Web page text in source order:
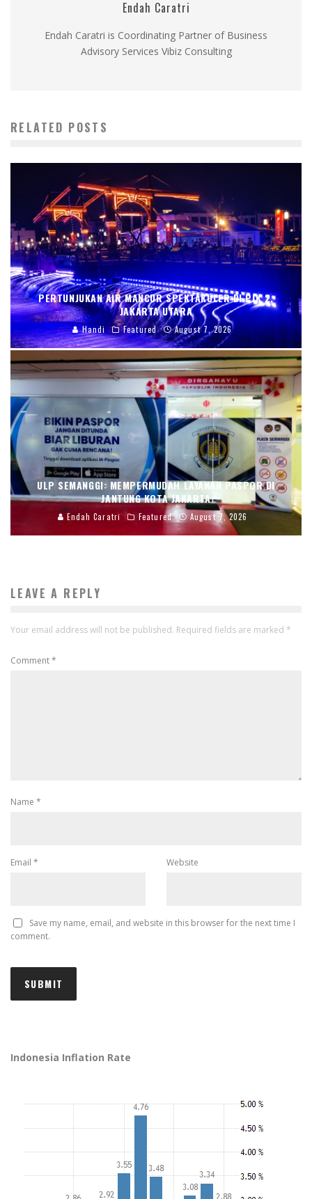
Endah Caratri
Endah Caratri is Coordinating Partner of Business
Advisory Services Vibiz Consulting
RELATED POSTS
PERTUNJUKAN AIR MANCUR SPEKTAKULER DI PIK 2,
JAKARTA UTARA
Handi Featured August 7, 2026
ULP SEMANGGI: MEMPERMUDAH LAYANAN PASPOR DI
JANTUNG KOTA JAKARTA
Endah Caratri Featured August 7, 2026
LEAVE A REPLY
Your email address will not be published. Required fields are marked *
Comment*
Name *
Email * Website
Save my name, email, and website in this browser for the next time I
comment.
Indonesia Inflation Rate